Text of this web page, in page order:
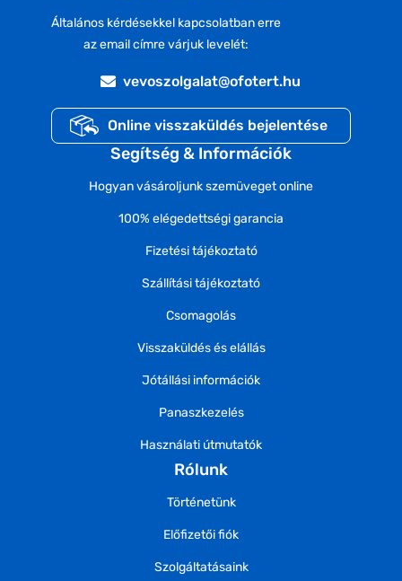
Általános kérdésekkel kapcsolatban erre
az email címre várjuk levelét:
vevoszolgalat@ofotert.hu
Online visszaküldés bejelentése
Segítség & Információk
Hogyan vásároljunk szemüveget online
100% elégedettségi garancia
Fizetési tájékoztató
Szállítási tájékoztató
Csomagolás
Visszaküldés és elállás
Jótállási információk
Panaszkezelés
Használati útmutatók
Rólunk
Történetünk
Előfizetői fiók
Szolgáltatásaink